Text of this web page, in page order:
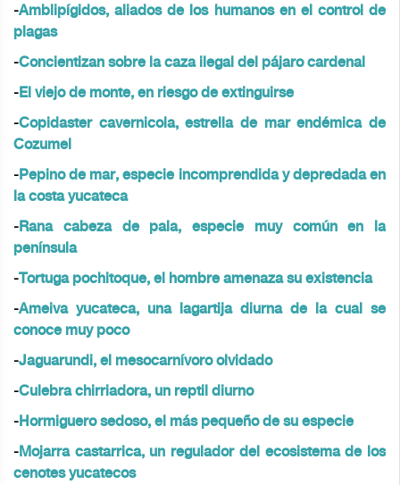
-Amblipígidos, aliados de los humanos en el control de
plagas
-Concientizan sobre la caza ilegal del pájaro cardenal
-El viejo de monte, en riesgo de extinguirse
-Copidaster cavernicola, estrella de mar endémica de
Cozumel
-Pepino de mar, especie incomprendida y depredada en
la costa yucateca
-Rana cabeza de pala, especie muy común en la
península
-Tortuga pochitoque, el hombre amenaza su existencia
-Ameiva yucateca, una lagartija diurna de la cual se
conoce muy poco
-Jaguarundi, el mesocarnívoro olvidado
-Culebra chirriadora, un reptil diurno
-Hormiguero sedoso, el más pequeño de su especie
-Mojarra castarrica, un regulador del ecosistema de los
cenotes yucatecos